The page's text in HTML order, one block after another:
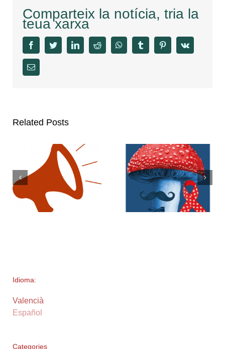
Comparteix la notícia, tria la
teua xarxa
facebooktwitter linkedinreddit whatsapptumblr pinterestvk
Email
Related Posts
Idioma:
Valencià
Español
Categories